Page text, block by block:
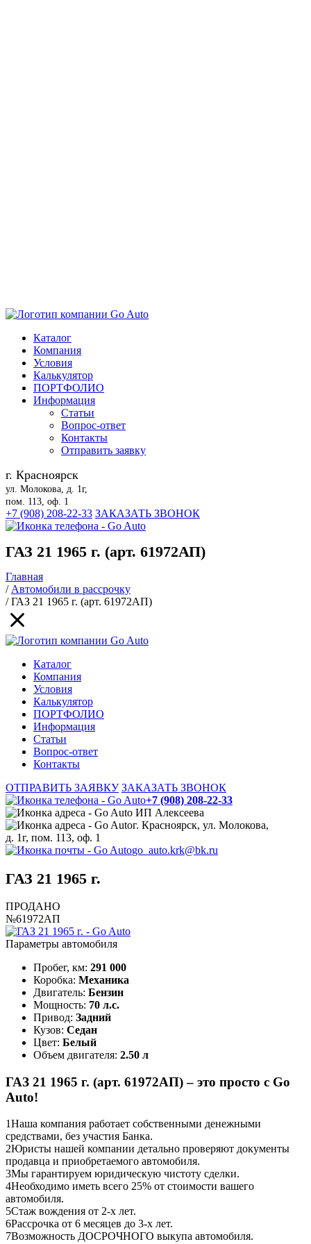
Каталог
Компания
Условия
Калькулятор
ПОРТФОЛИО
Информация
Статьи
Вопрос-ответ
Контакты
Отправить заявку
г. Красноярск
ул. Молокова, д. 1г,
пом. 113, оф. 1
+7 (908) 208-22-33 ЗАКАЗАТЬ ЗВОНОК
ГАЗ 21 1965 г. (арт. 61972АП)
Главная
/Автомобили в рассрочку
/ГАЗ 21 1965 г. (арт. 61972АП)
Каталог
Компания
Условия
Калькулятор
ПОРТФОЛИО
Информация
Статьи
Вопрос-ответ
Контакты
ОТПРАВИТЬ ЗАЯВКУ ЗАКАЗАТЬ ЗВОНОК
+7 (908) 208-22-33
ИП Алексеева
г. Красноярск, ул. Молокова,
д. 1г, пом. 113, оф. 1
go_auto.krk@bk.ru
ГАЗ 21 1965 г.
ПРОДАНО
№61972АП
Параметры автомобиля
Пробег, км: 291 000
Коробка: Механика
Двигатель: Бензин
Мощность: 70 л.с.
Привод: Задний
Кузов: Седан
Цвет: Белый
Объем двигателя: 2.50 л
ГАЗ 21 1965 г. (арт. 61972АП) – это просто с Go
Auto!
1Наша компания работает собственными денежными
средствами, без участия Банка.
2Юристы нашей компании детально проверяют документы
продавца и приобретаемого автомобиля.
3Мы гарантируем юридическую чистоту сделки.
4Необходимо иметь всего 25% от стоимости вашего
автомобиля.
5Стаж вождения от 2-х лет.
6Рассрочка от 6 месяцев до 3-х лет.
7Возможность ДОСРОЧНОГО выкупа автомобиля.